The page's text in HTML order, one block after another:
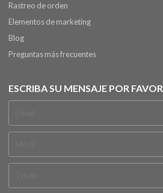
Rastreo de orden
Elementos de marketing
Blog
Preguntas más frecuentes
ESCRIBA SU MENSAJE POR FAVOR